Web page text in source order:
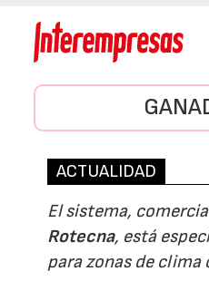
ACTUALIDAD
El sistema,
Rotecna, está
para zonas de clima